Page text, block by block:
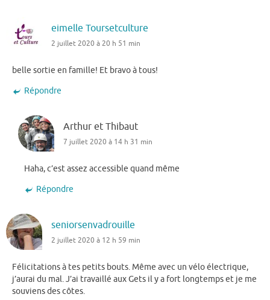
eimelle Toursetculture
2 juillet 2020 à 20 h 51 min
belle sortie en famille! Et bravo à tous!
Répondre
Arthur et Thibaut
7 juillet 2020 à 14 h 31 min
Haha, c’est assez accessible quand même
Répondre
seniorsenvadrouille
2 juillet 2020 à 12 h 59 min
Félicitations à tes petits bouts. Même avec un vélo électrique,
j’aurai du mal. J’ai travaillé aux Gets il y a fort longtemps et je me
souviens des côtes.